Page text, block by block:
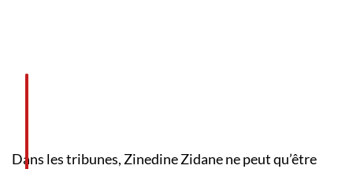
Dans les tribunes, Zinedine Zidane ne peut qu’être